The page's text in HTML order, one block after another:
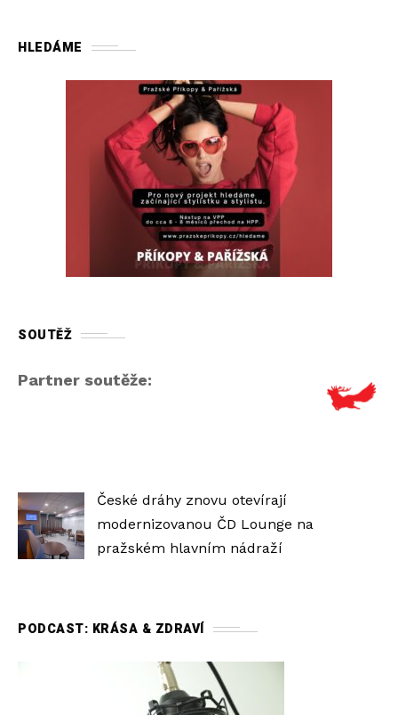
HLEDÁME
SOUTĚŽ
Partner soutěže:
České dráhy znovu otevírají
modernizovanou ČD Lounge na
pražském hlavním nádraží
PODCAST: KRÁSA & ZDRAVÍ